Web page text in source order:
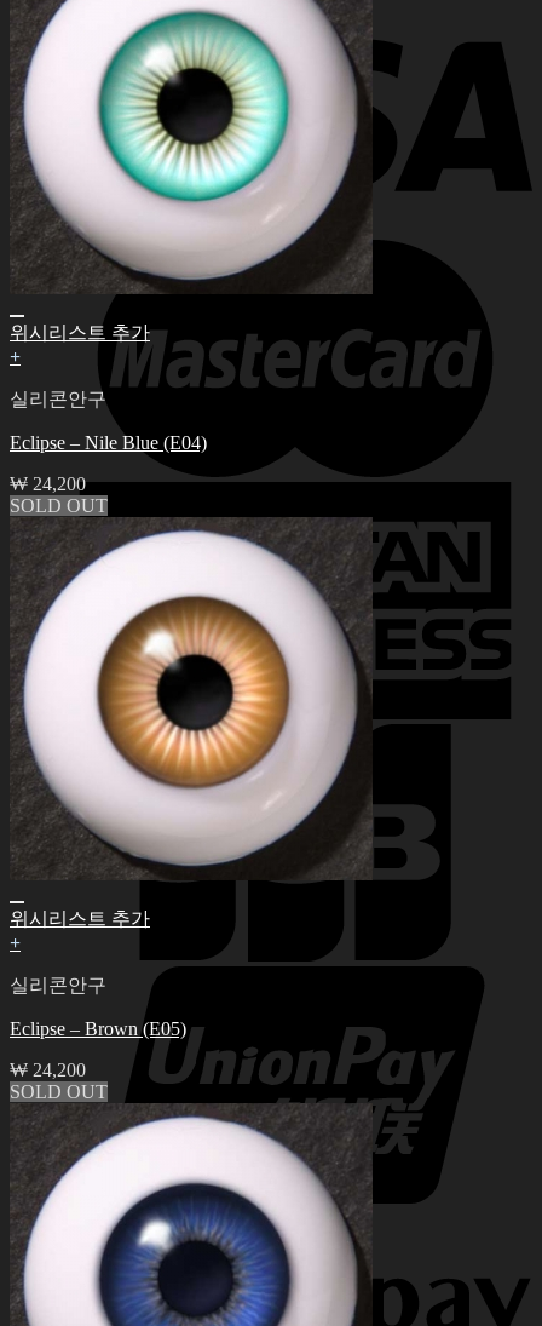
위시리스트 추가
+
실리콘안구
Eclipse – Nile Blue (E04)
₩ 24,200
SOLD OUT
위시리스트 추가
+
실리콘안구
Eclipse – Brown (E05)
₩ 24,200
SOLD OUT